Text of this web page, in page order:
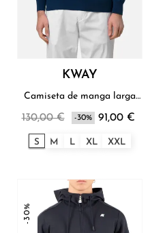
KWAY
Camiseta de manga larga
130,00 € -30% 91,00 €
S M L XL XXL
-30%